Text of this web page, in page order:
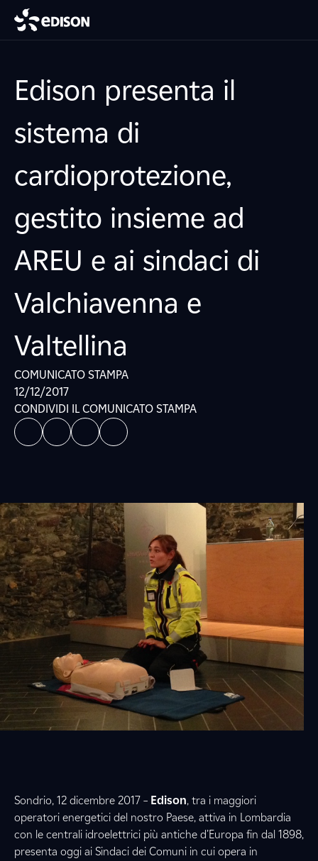
Edison presenta il
sistema di
cardioprotezione,
gestito insieme ad
AREU e ai sindaci di
Valchiavenna e
Valtellina
COMUNICATO STAMPA
12/12/2017
CONDIVIDI IL COMUNICATO STAMPA
Sondrio, 12 dicembre 2017 – Edison, tra i maggiori
operatori energetici del nostro Paese, attiva in Lombardia
con le centrali idroelettrici più antiche d’Europa fin dal 1898,
presenta oggi ai Sindaci dei Comuni in cui opera in